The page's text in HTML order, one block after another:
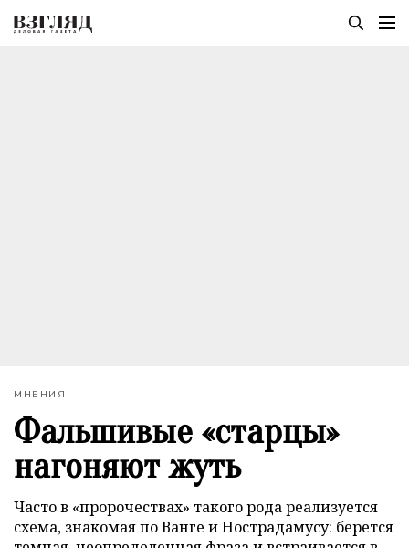
МНЕНИЯ
Фальшивые «старцы»
нагоняют жуть
Часто в «пророчествах» такого рода реализуется
схема, знакомая по Ванге и Нострадамусу: берется